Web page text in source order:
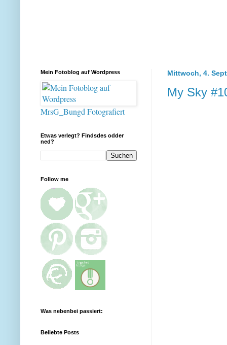
Mittwoch, 4.
My Sky
Mein Fotoblog auf Wordpress
MrsG_Bungd Fotografiert
Etwas verlegt? Findsdes odder
ned?
Follow me
Was nebenbei passiert:
Beliebte Posts